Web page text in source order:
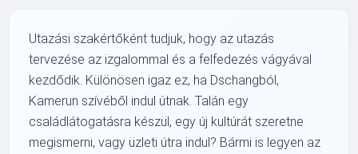
Utazási szakértőként tudjuk, hogy az utazás
tervezése az izgalommal és a felfedezés vágyával
kezdődik. Különösen igaz ez, ha Dschangból,
Kamerun szívéből indul útnak. Talán egy
családlátogatásra készül, egy új kultúrát szeretne
megismerni, vagy üzleti útra indul? Bármi is legyen az